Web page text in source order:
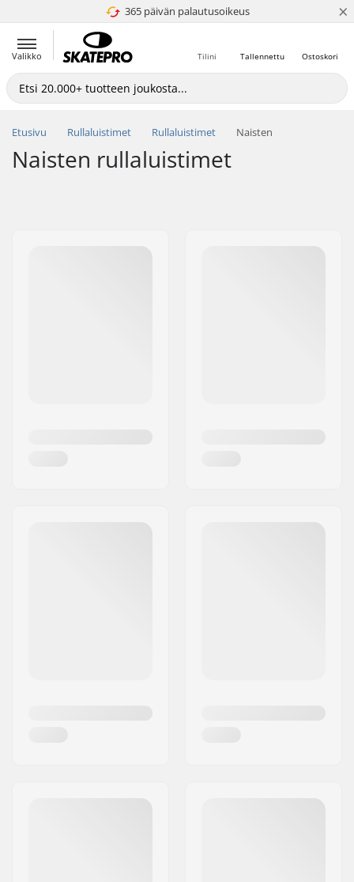
365 päivän palautusoikeus
4.8 / 5 ×
Valikko Ostoskori
Tallennettu
Tilini
Etusivu Rullaluistimet Rullaluistimet Naisten
Naisten rullaluistimet